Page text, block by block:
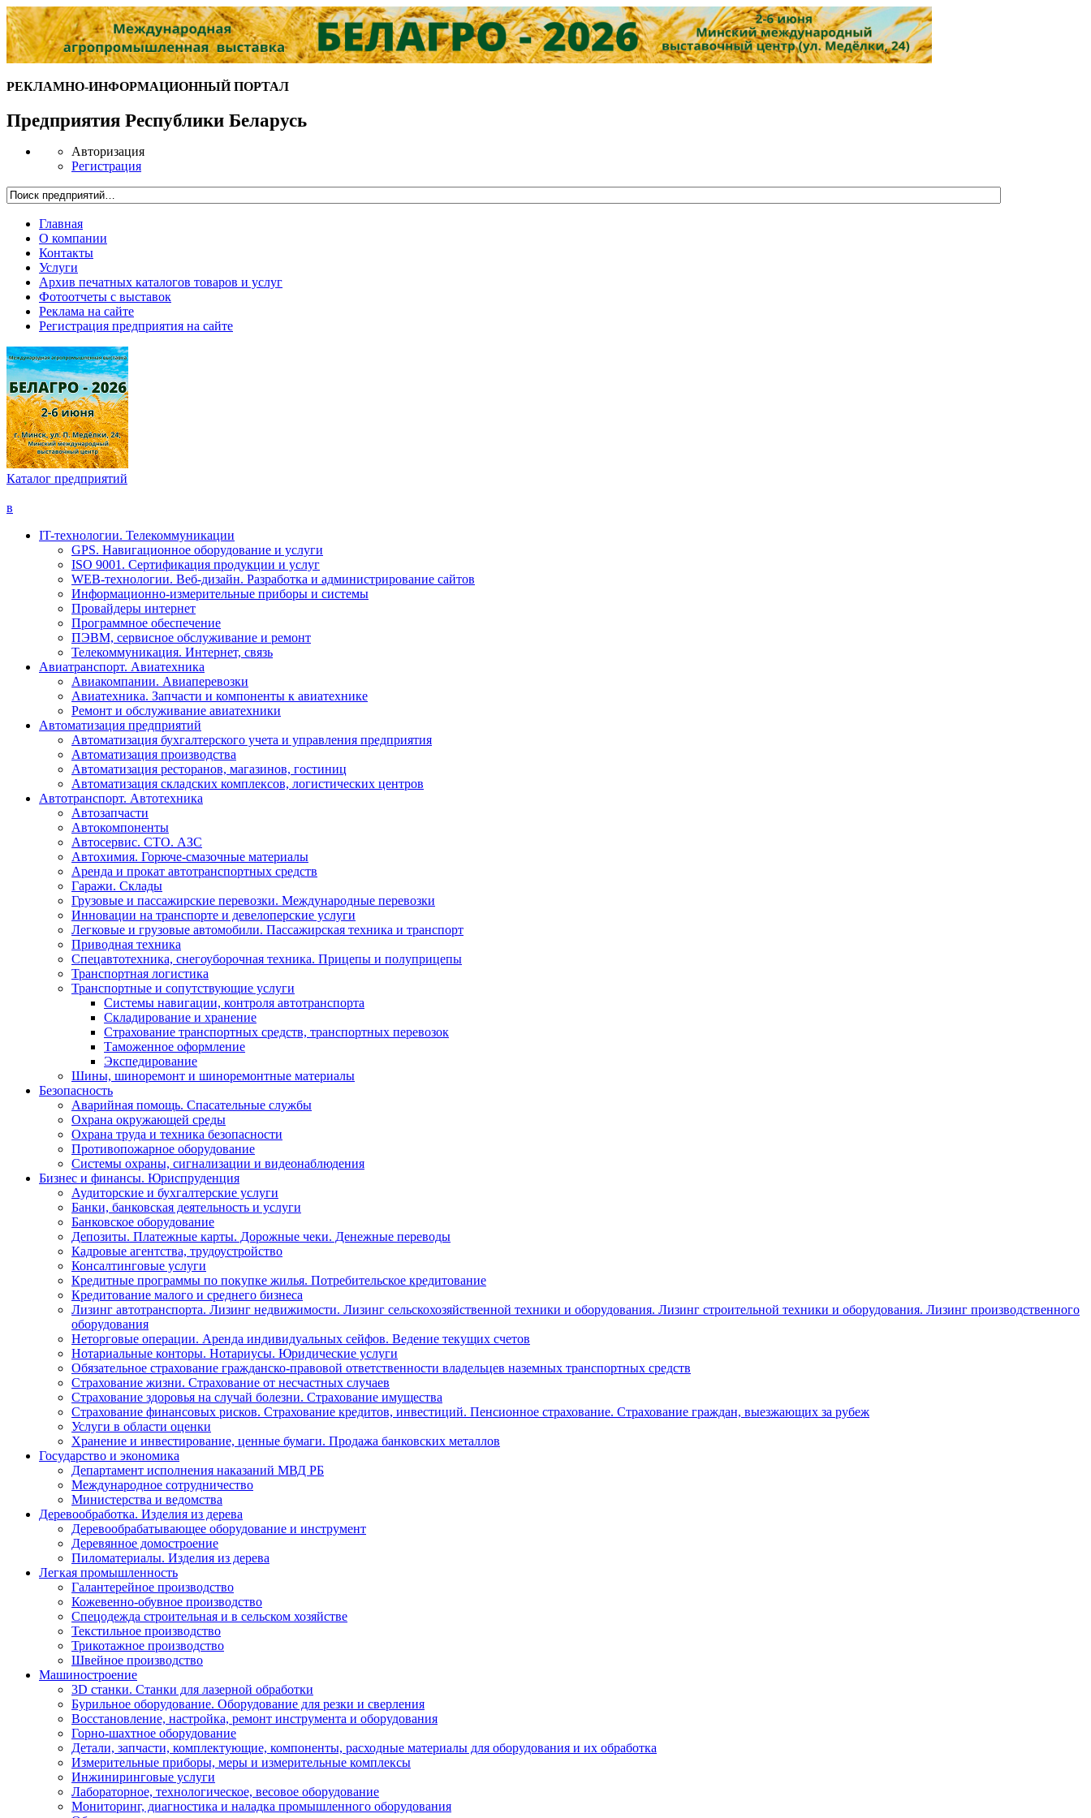
РЕКЛАМНО-ИНФОРМАЦИОННЫЙ ПОРТАЛ
Предприятия Республики Беларусь
Авторизация
Регистрация
Главная
О компании
Контакты
Услуги
Архив печатных каталогов товаров и услуг
Фотоотчеты с выставок
Реклама на сайте
Регистрация предприятия на сайте
Каталог предприятий
в
IT-технологии. Телекоммуникации
GPS. Навигационное оборудование и услуги
ISO 9001. Сертификация продукции и услуг
WEB-технологии. Веб-дизайн. Разработка и администрирование сайтов
Информационно-измерительные приборы и системы
Провайдеры интернет
Программное обеспечение
ПЭВМ, сервисное обслуживание и ремонт
Телекоммуникация. Интернет, связь
Авиатранспорт. Авиатехника
Авиакомпании. Авиаперевозки
Авиатехника. Запчасти и компоненты к авиатехнике
Ремонт и обслуживание авиатехники
Автоматизация предприятий
Автоматизация бухгалтерского учета и управления предприятия
Автоматизация производства
Автоматизация ресторанов, магазинов, гостиниц
Автоматизация складских комплексов, логистических центров
Автотранспорт. Автотехника
Автозапчасти
Автокомпоненты
Автосервис. СТО. АЗС
Автохимия. Горюче-смазочные материалы
Аренда и прокат автотранспортных средств
Гаражи. Склады
Грузовые и пассажирские перевозки. Международные перевозки
Инновации на транспорте и девелоперские услуги
Легковые и грузовые автомобили. Пассажирская техника и транспорт
Приводная техника
Спецавтотехника, снегоуборочная техника. Прицепы и полуприцепы
Транспортная логистика
Транспортные и сопутствующие услуги
Системы навигации, контроля автотранспорта
Складирование и хранение
Страхование транспортных средств, транспортных перевозок
Таможенное оформление
Экспедирование
Шины, шиноремонт и шиноремонтные материалы
Безопасность
Аварийная помощь. Спасательные службы
Охрана окружающей среды
Охрана труда и техника безопасности
Противопожарное оборудование
Системы охраны, сигнализации и видеонаблюдения
Бизнес и финансы. Юриспруденция
Аудиторские и бухгалтерские услуги
Банки, банковская деятельность и услуги
Банковское оборудование
Депозиты. Платежные карты. Дорожные чеки. Денежные переводы
Кадровые агентства, трудоустройство
Консалтинговые услуги
Кредитные программы по покупке жилья. Потребительское кредитование
Кредитование малого и среднего бизнеса
Лизинг автотранспорта. Лизинг недвижимости. Лизинг сельскохозяйственной техники и оборудования. Лизинг строительной техники и оборудования. Лизинг производственного
оборудования
Неторговые операции. Аренда индивидуальных сейфов. Ведение текущих счетов
Нотариальные конторы. Нотариусы. Юридические услуги
Обязательное страхование гражданско-правовой ответственности владельцев наземных транспортных средств
Страхование жизни. Страхование от несчастных случаев
Страхование здоровья на случай болезни. Страхование имущества
Страхование финансовых рисков. Страхование кредитов, инвестиций. Пенсионное страхование. Страхование граждан, выезжающих за рубеж
Услуги в области оценки
Хранение и инвестирование, ценные бумаги. Продажа банковских металлов
Государство и экономика
Департамент исполнения наказаний МВД РБ
Международное сотрудничество
Министерства и ведомства
Деревообработка. Изделия из дерева
Деревообрабатывающее оборудование и инструмент
Деревянное домостроение
Пиломатериалы. Изделия из дерева
Легкая промышленность
Галантерейное производство
Кожевенно-обувное производство
Спецодежда строительная и в сельском хозяйстве
Текстильное производство
Трикотажное производство
Швейное производство
Машиностроение
3D станки. Станки для лазерной обработки
Бурильное оборудование. Оборудование для резки и сверления
Восстановление, настройка, ремонт инструмента и оборудования
Горно-шахтное оборудование
Детали, запчасти, комплектующие, компоненты, расходные материалы для оборудования и их обработка
Измерительные приборы, меры и измерительные комплексы
Инжиниринговые услуги
Лабораторное, технологическое, весовое оборудование
Мониторинг, диагностика и наладка промышленного оборудования